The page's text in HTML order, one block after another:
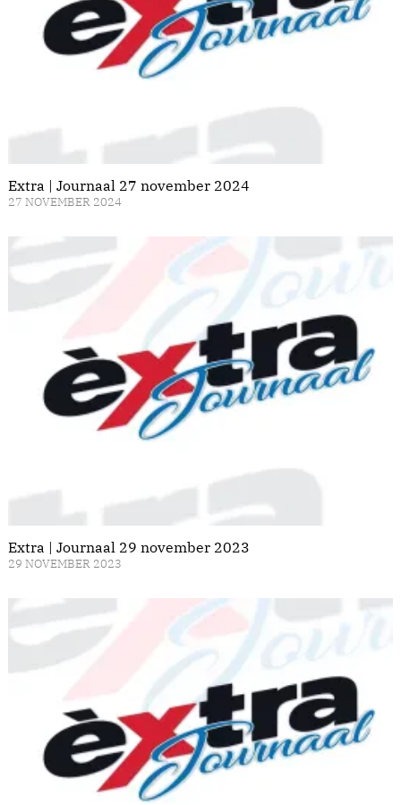
Extra | Journaal 27 november 2024
27 NOVEMBER 2024
Extra | Journaal 29 november 2023
29 NOVEMBER 2023